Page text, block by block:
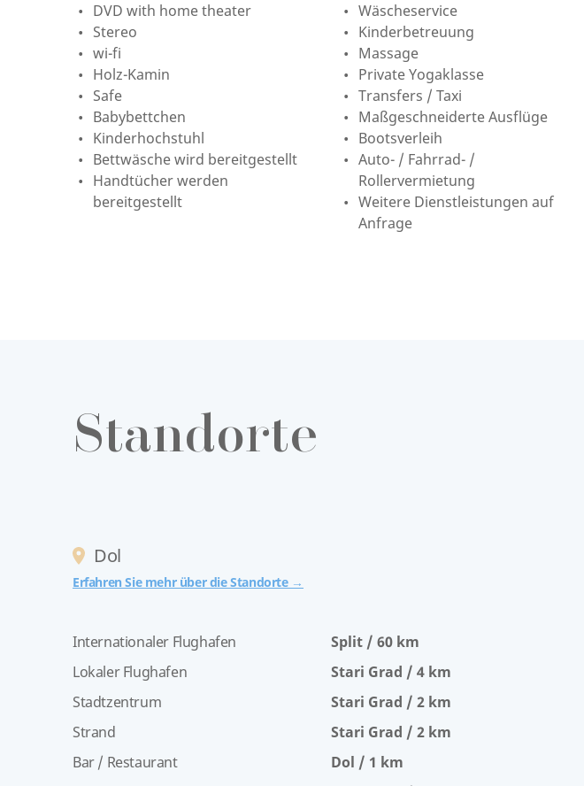
DVD with home theater
Stereo
wi-fi
Holz-Kamin
Safe
Babybettchen
Kinderhochstuhl
Bettwäsche wird bereitgestellt
Handtücher werden
bereitgestellt
Wäscheservice
Kinderbetreuung
Massage
Private Yogaklasse
Transfers / Taxi
Maßgeschneiderte Ausflüge
Bootsverleih
Auto- / Fahrrad- /
Rollervermietung
Weitere Dienstleistungen auf
Anfrage
Standorte
Dol
Erfahren Sie mehr über die Standorte →
Internationaler Flughafen
Lokaler Flughafen
Stadtzentrum
Strand
Bar / Restaurant
Split / 60 km
Stari Grad / 4 km
Stari Grad / 2 km
Stari Grad / 2 km
Dol / 1 km